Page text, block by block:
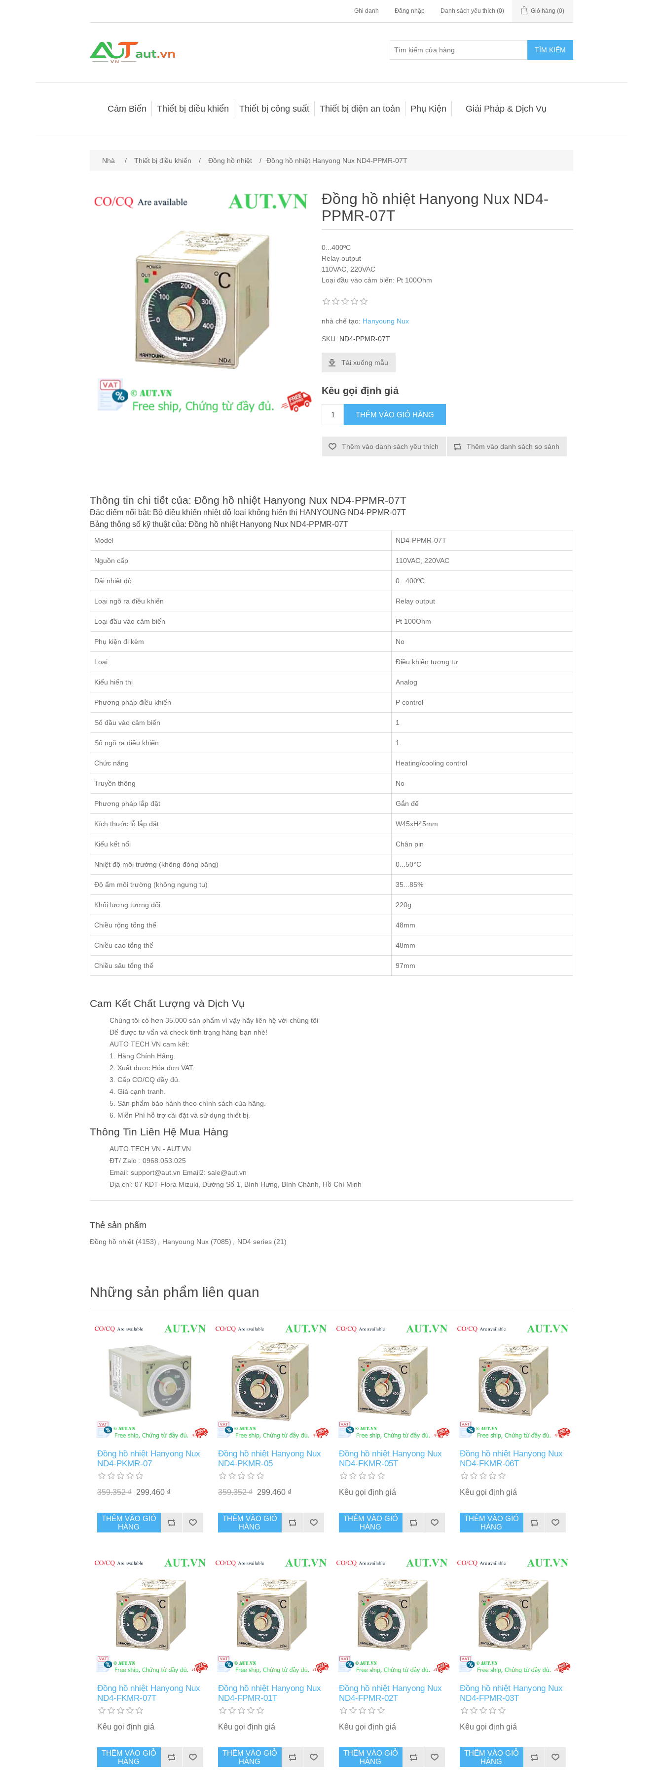
Ghi danh Đăng nhập Danh sách yêu thích (0) Giỏ hàng (0)
TÌM KIẾM
Cảm Biến Thiết bị điều khiển Thiết bị công suất Thiết bị điện an toàn Phụ Kiện Giải Pháp & Dịch Vụ
Nhà / Thiết bị điều khiển / Đồng hồ nhiệt / Đồng hồ nhiệt Hanyong Nux ND4-PPMR-07T
Đồng hồ nhiệt Hanyong Nux ND4-
PPMR-07T
0...400ºC
Relay output
110VAC, 220VAC
Loại đầu vào cảm biến: Pt 100Ohm
nhà chế tạo: Hanyoung Nux
SKU: ND4-PPMR-07T
Tải xuống mẫu
Kêu gọi định giá
THÊM VÀO GIỎ HÀNG
Thêm vào danh sách yêu thích Thêm vào danh sách so sánh
Thông tin chi tiết của: Đồng hồ nhiệt Hanyong Nux ND4-PPMR-07T
Đặc điểm nổi bật: Bộ điều khiển nhiệt độ loại không hiển thị HANYOUNG ND4-PPMR-07T
Bảng thông số kỹ thuật của: Đồng hồ nhiệt Hanyong Nux ND4-PPMR-07T
Model ND4-PPMR-07T
Nguồn cấp 110VAC, 220VAC
Dải nhiệt độ 0...400ºC
Loại ngõ ra điều khiển Relay output
Loại đầu vào cảm biến Pt 100Ohm
Phụ kiện đi kèm No
Loại Điều khiển tương tự
Kiểu hiển thị Analog
Phương pháp điều khiển P control
Số đầu vào cảm biến 1
Số ngõ ra điều khiển 1
Chức năng Heating/cooling control
Truyền thông No
Phương pháp lắp đặt Gắn đế
Kích thước lỗ lắp đặt W45xH45mm
Kiểu kết nối Chân pin
Nhiệt độ môi trường (không đóng băng) 0...50°C
Độ ẩm môi trường (không ngưng tụ) 35...85%
Khối lượng tương đối 220g
Chiều rộng tổng thể 48mm
Chiều cao tổng thể 48mm
Chiều sâu tổng thể 97mm
Cam Kết Chất Lượng và Dịch Vụ
Chúng tôi có hơn 35.000 sản phẩm vì vậy hãy liên hệ với chúng tôi
Để được tư vấn và check tình trạng hàng bạn nhé!
AUTO TECH VN cam kết:
1. Hàng Chính Hãng.
2. Xuất được Hóa đơn VAT.
3. Cấp CO/CQ đầy đủ.
4. Giá cạnh tranh.
5. Sản phẩm bảo hành theo chính sách của hãng.
6. Miễn Phí hỗ trợ cài đặt và sử dụng thiết bị.
Thông Tin Liên Hệ Mua Hàng
AUTO TECH VN - AUT.VN
ĐT/ Zalo : 0968.053.025
Email: support@aut.vn Email2: sale@aut.vn
Địa chỉ: 07 KĐT Flora Mizuki, Đường Số 1, Bình Hưng, Bình Chánh, Hồ Chí Minh
Thẻ sản phẩm
Đồng hồ nhiệt (4153) , Hanyoung Nux (7085) , ND4 series (21)
Những sản phẩm liên quan
Đồng hồ nhiệt Hanyong Nux
ND4-PKMR-07
359.352 ₫ 299.460 ₫
THÊM VÀO GIỎ
HÀNG
Đồng hồ nhiệt Hanyong Nux
ND4-PKMR-05
359.352 ₫ 299.460 ₫
THÊM VÀO GIỎ
HÀNG
Đồng hồ nhiệt Hanyong Nux
ND4-FKMR-05T
Kêu gọi định giá
THÊM VÀO GIỎ
HÀNG
Đồng hồ nhiệt Hanyong Nux
ND4-FKMR-06T
Kêu gọi định giá
THÊM VÀO GIỎ
HÀNG
Đồng hồ nhiệt Hanyong Nux
ND4-FKMR-07T
Kêu gọi định giá
THÊM VÀO GIỎ
HÀNG
Đồng hồ nhiệt Hanyong Nux
ND4-FPMR-01T
Kêu gọi định giá
THÊM VÀO GIỎ
HÀNG
Đồng hồ nhiệt Hanyong Nux
ND4-FPMR-02T
Kêu gọi định giá
THÊM VÀO GIỎ
HÀNG
Đồng hồ nhiệt Hanyong Nux
ND4-FPMR-03T
Kêu gọi định giá
THÊM VÀO GIỎ
HÀNG